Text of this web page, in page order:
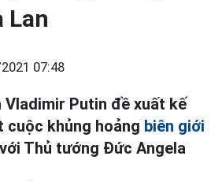
Lan
07:48
Vladimir Putin đề xuất kế
cuộc khủng hoảng biên giới
với Thủ tướng Đức Angela